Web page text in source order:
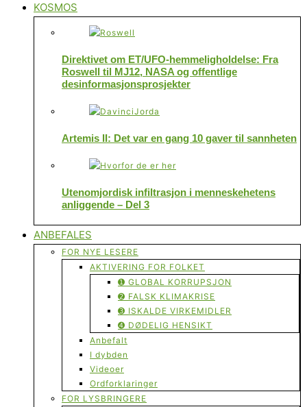
KOSMOS
Direktivet om ET/UFO-hemmeligholdelse: Fra
Roswell til MJ12, NASA og offentlige
desinformasjonsprosjekter
Artemis II: Det var en gang 10 gaver til sannheten
Utenomjordisk infiltrasjon i menneskehetens
anliggende – Del 3
ANBEFALES
FOR NYE LESERE
AKTIVERING FOR FOLKET
➊ GLOBAL KORRUPSJON
➋ FALSK KLIMAKRISE
➌ ISKALDE VIRKEMIDLER
➍ DØDELIG HENSIKT
Anbefalt
I dybden
Videoer
Ordforklaringer
FOR LYSBRINGERE